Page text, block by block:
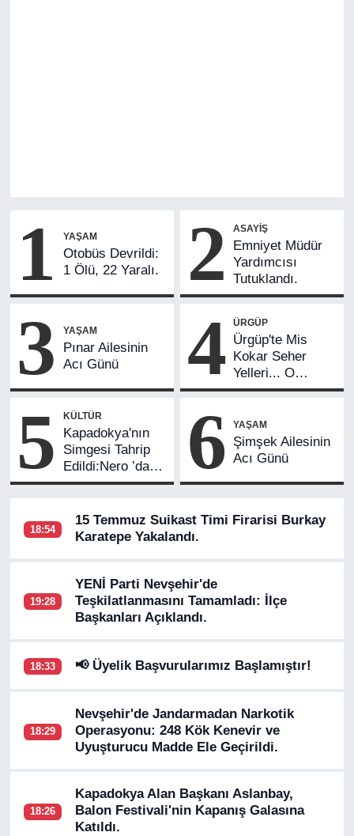
1 YAŞAM
Otobüs Devrildi:
1 Ölü, 22 Yaralı.
2 ASAYIŞ
Emniyet Müdür
Yardımcısı
Tutuklandı.
3 YAŞAM
Pınar Ailesinin
Acı Günü
4 ÜRGÜP
Ürgüp'te Mis
Kokar Seher
Yelleri... O
Günler Geride mi
5 KÜLTÜR
Kapadokya'nın
Simgesi Tahrip
Edildi:Nero ’dan
Sert Tepki.
6 YAŞAM
Şimşek Ailesinin
Acı Günü
18:54
15 Temmuz Suikast Timi Firarisi Burkay
Karatepe Yakalandı.
19:28
YENİ Parti Nevşehir'de
Teşkilatlanmasını Tamamladı: İlçe
Başkanları Açıklandı.
18:33 📢 Üyelik Başvurularımız Başlamıştır!
18:29
Nevşehir'de Jandarmadan Narkotik
Operasyonu: 248 Kök Kenevir ve
Uyuşturucu Madde Ele Geçirildi.
18:26
Kapadokya Alan Başkanı Aslanbay,
Balon Festivali'nin Kapanış Galasına
Katıldı.